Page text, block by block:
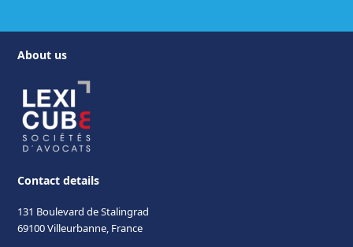
About us
Contact details
131 Boulevard de Stalingrad
69100 Villeurbanne, France